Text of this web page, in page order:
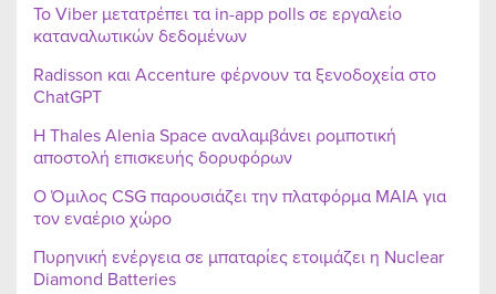
Το Viber μετατρέπει τα in-app polls σε εργαλείο
καταναλωτικών δεδομένων
Radisson και Accenture φέρνουν τα ξενοδοχεία στο
ChatGPT
Η Thales Alenia Space αναλαμβάνει ρομποτική
αποστολή επισκευής δορυφόρων
Ο Όμιλος CSG παρουσιάζει την πλατφόρμα MAIA για
τον εναέριο χώρο
Πυρηνική ενέργεια σε μπαταρίες ετοιμάζει η Nuclear
Diamond Batteries